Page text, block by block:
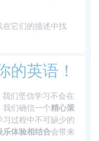
它们的描述中找
的英语！
们坚信学习不会在
们确信一个精心策
习过程中不可缺少的
乐体验相结合会带来